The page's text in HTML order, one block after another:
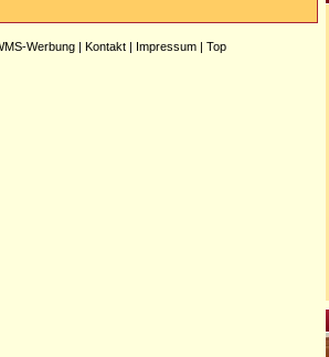
Werbung | Kontakt | Impressum | Top